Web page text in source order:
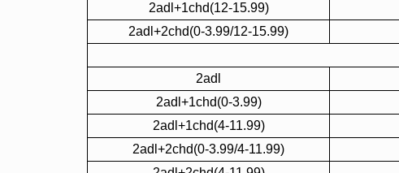
2adl+1chd(12-15.99)
2adl+2chd(0-3.99/12-15.99)
2adl
2adl+1chd(0-3.99)
2adl+1chd(4-11.99)
2adl+2chd(0-3.99/4-11.99)